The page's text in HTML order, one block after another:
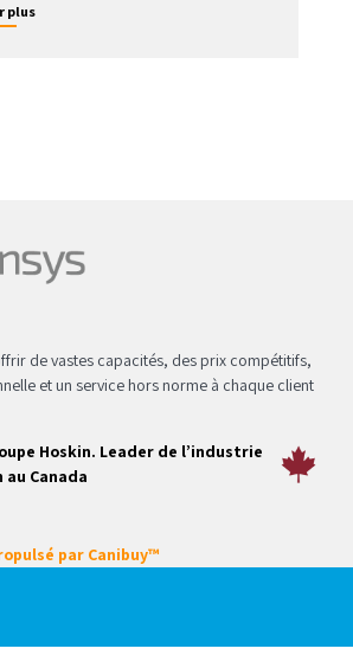
plus
de vastes capacités, des prix compétitifs,
et un service hors norme à chaque client
Hoskin. Leader de l’industrie
Canada
par Canibuy™